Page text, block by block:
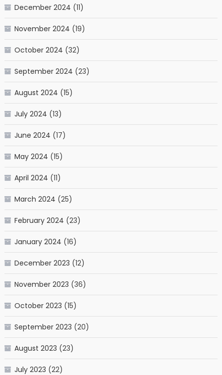
December 2024 (11)
November 2024 (19)
October 2024 (32)
September 2024 (23)
August 2024 (15)
July 2024 (13)
June 2024 (17)
May 2024 (15)
April 2024 (11)
March 2024 (25)
February 2024 (23)
January 2024 (16)
December 2023 (12)
November 2023 (36)
October 2023 (15)
September 2023 (20)
August 2023 (23)
July 2023 (22)